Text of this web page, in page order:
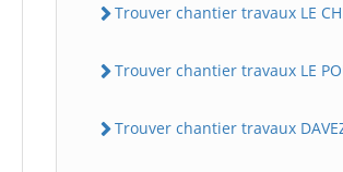
Trouver chantier travaux LE
Trouver chantier travaux LE
Trouver chantier travaux